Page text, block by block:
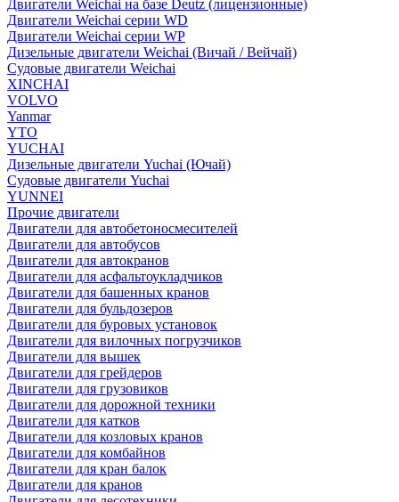
Двигатели Weichai на базе Deutz (лицензионные)
Двигатели Weichai серии WD
Двигатели Weichai серии WP
Дизельные двигатели Weichai (Вичай / Вейчай)
Судовые двигатели Weichai
XINCHAI
VOLVO
Yanmar
YTO
YUCHAI
Дизельные двигатели Yuchai (Ючай)
Судовые двигатели Yuchai
YUNNEI
Прочие двигатели
Двигатели для автобетоносмесителей
Двигатели для автобусов
Двигатели для автокранов
Двигатели для асфальтоукладчиков
Двигатели для башенных кранов
Двигатели для бульдозеров
Двигатели для буровых установок
Двигатели для вилочных погрузчиков
Двигатели для вышек
Двигатели для грейдеров
Двигатели для грузовиков
Двигатели для дорожной техники
Двигатели для катков
Двигатели для козловых кранов
Двигатели для комбайнов
Двигатели для кран балок
Двигатели для кранов